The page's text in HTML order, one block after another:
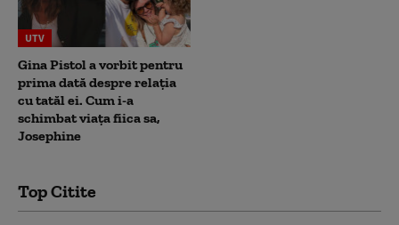
UTV
Gina Pistol a vorbit pentru
prima dată despre relația
cu tatăl ei. Cum i-a
schimbat viața fiica sa,
Josephine
Top Citite